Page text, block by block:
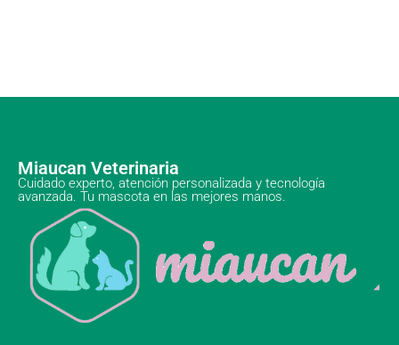
Miaucan Veterinaria
Cuidado experto, atención personalizada y tecnología
avanzada. Tu mascota en las mejores manos.